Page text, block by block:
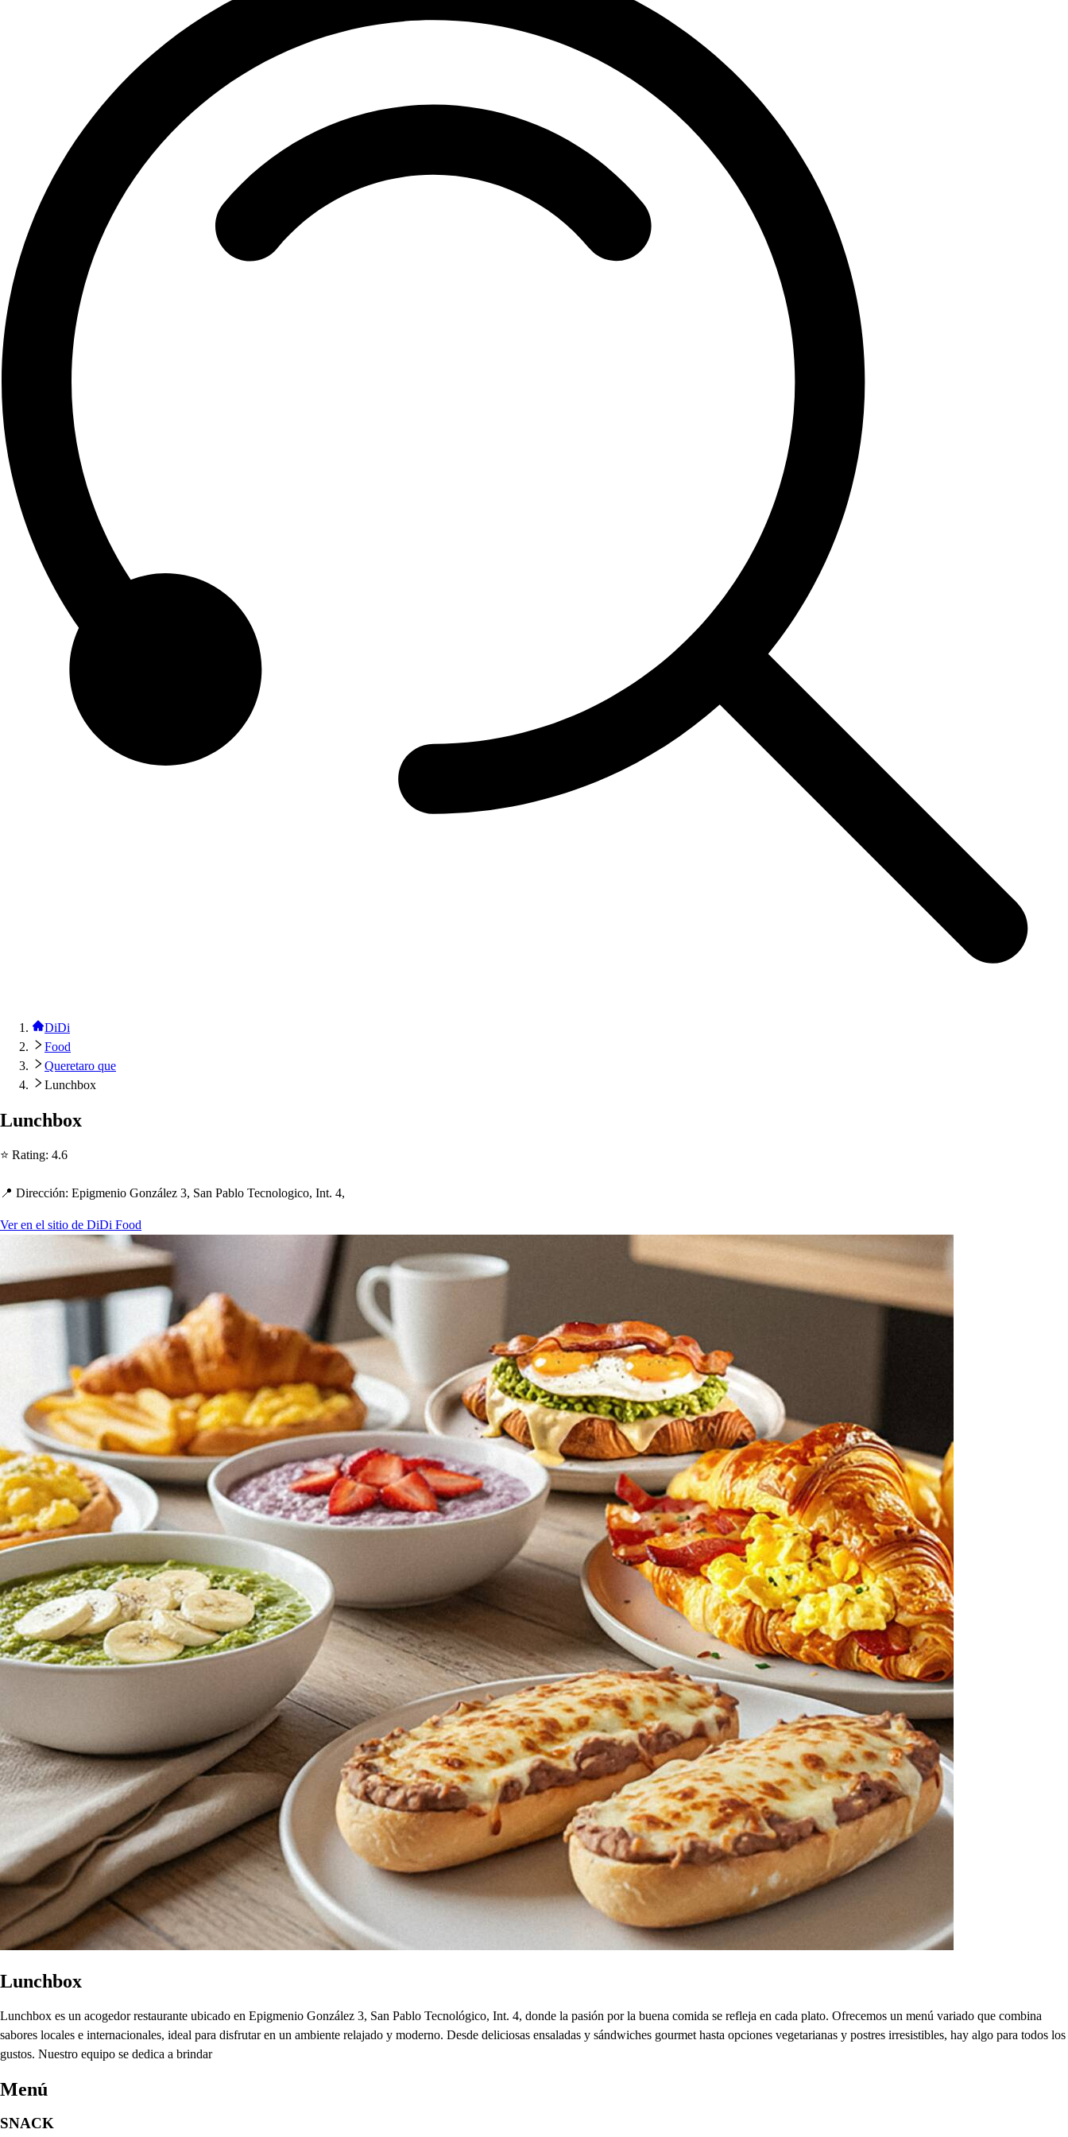
DiDi
Food
Queretaro que
Lunchbox
Lunchbox
⭐ Rating: 4.6
📍 Dirección: Epigmenio González 3, San Pablo Tecnologico, Int. 4,
Ver en el sitio de DiDi Food
Lunchbox
Lunchbox es un acogedor restaurante ubicado en Epigmenio González 3, San Pablo Tecnológico, Int. 4, donde la pasión por la buena comida se refleja en cada plato. Ofrecemos un menú variado que combina
sabores locales e internacionales, ideal para disfrutar en un ambiente relajado y moderno. Desde deliciosas ensaladas y sándwiches gourmet hasta opciones vegetarianas y postres irresistibles, hay algo para todos los
gustos. Nuestro equipo se dedica a brindar
Menú
SNACK